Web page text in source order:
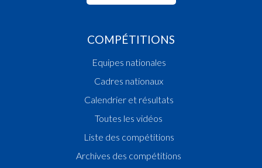
COMPÉTITIONS
Equipes nationales
Cadres nationaux
Calendrier et résultats
Toutes les vidéos
Liste des compétitions
Archives des compétitions